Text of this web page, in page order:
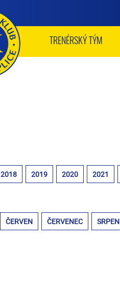
TRENÉRSKÝ TÝM
2018 2019 2020 2021
ČERVEN ČERVENEC SRPEN